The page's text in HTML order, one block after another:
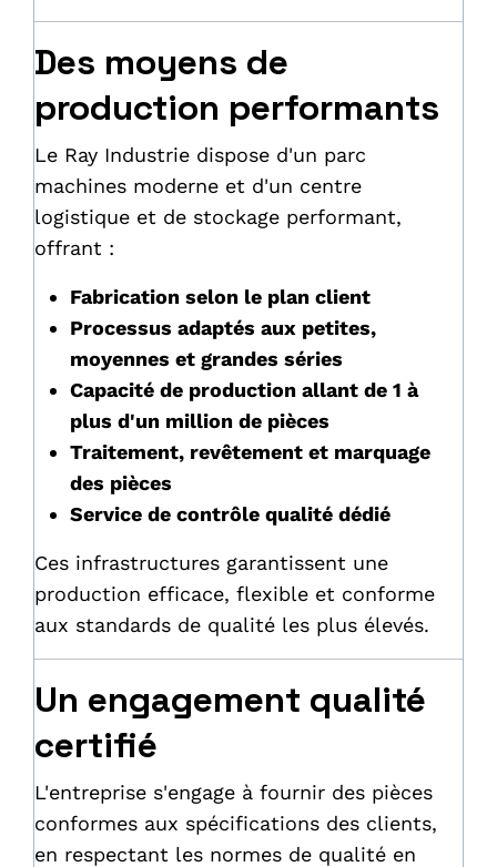
Des moyens de
production performants
Le Ray Industrie dispose d'un parc
machines moderne et d'un centre
logistique et de stockage performant,
offrant :
Fabrication selon le plan client
Processus adaptés aux petites,
moyennes et grandes séries
Capacité de production allant de 1 à
plus d'un million de pièces
Traitement, revêtement et marquage
des pièces
Service de contrôle qualité dédié
Ces infrastructures garantissent une
production efficace, flexible et conforme
aux standards de qualité les plus élevés.
Un engagement qualité
certifié
L'entreprise s'engage à fournir des pièces
conformes aux spécifications des clients,
en respectant les normes de qualité en